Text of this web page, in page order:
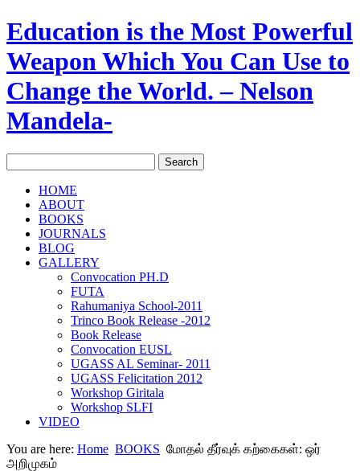
Education is the Most Powerful
Weapon Which You Can Use to
Change the World. – Nelson
Mandela-
HOME
ABOUT
BOOKS
JOURNALS
BLOG
GALLERY
Convocation PH.D
FUTA
Rahumaniya School-2011
Trinco Book Release -2012
Book Release
Convocation EUSL
UGASS AL Seminar- 2011
UGASS Felicitation 2012
Workshop Giritala
Workshop SLFI
VIDEO
You are here: Home BOOKS மோதல் தீர்வுக் கற்கைகள்: ஒர்
அறிமுகம்